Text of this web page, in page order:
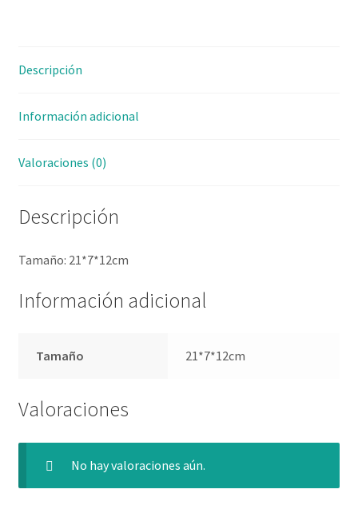
Descripción
Información adicional
Valoraciones (0)
Descripción
Tamaño: 21*7*12cm
Información adicional
Tamaño 21*7*12cm
Valoraciones
No hay valoraciones aún.